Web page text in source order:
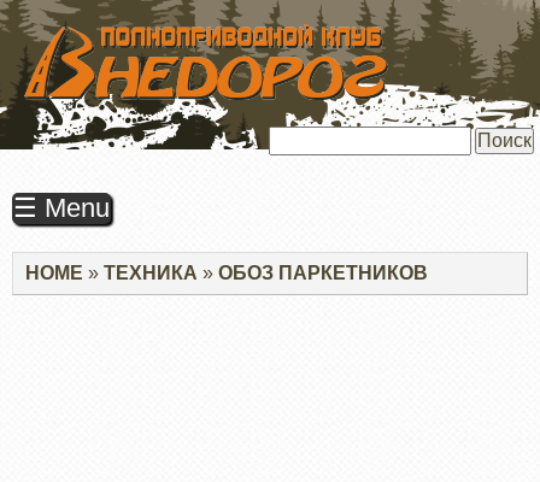
ПЕРЕЙТИ
ОСНОВНОМУ
СОДЕРЖАНИЮ
☰ Menu
Строка
навигации
HOME ТЕХНИКА ОБОЗ ПАРКЕТНИКОВ